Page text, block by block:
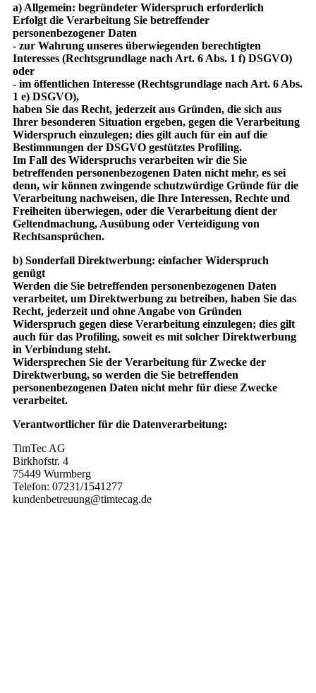
a) Allgemein: begründeter Widerspruch erforderlich
Erfolgt die Verarbeitung Sie betreffender
personenbezogener Daten
- zur Wahrung unseres überwiegenden berechtigten
Interesses (Rechtsgrundlage nach Art. 6 Abs. 1 f) DSGVO)
oder
- im öffentlichen Interesse (Rechtsgrundlage nach Art. 6 Abs.
1 e) DSGVO),
haben Sie das Recht, jederzeit aus Gründen, die sich aus
Ihrer besonderen Situation ergeben, gegen die Verarbeitung
Widerspruch einzulegen; dies gilt auch für ein auf die
Bestimmungen der DSGVO gestütztes Profiling.
Im Fall des Widerspruchs verarbeiten wir die Sie
betreffenden personenbezogenen Daten nicht mehr, es sei
denn, wir können zwingende schutzwürdige Gründe für die
Verarbeitung nachweisen, die Ihre Interessen, Rechte und
Freiheiten überwiegen, oder die Verarbeitung dient der
Geltendmachung, Ausübung oder Verteidigung von
Rechtsansprüchen.
b) Sonderfall Direktwerbung: einfacher Widerspruch
genügt
Werden die Sie betreffenden personenbezogenen Daten
verarbeitet, um Direktwerbung zu betreiben, haben Sie das
Recht, jederzeit und ohne Angabe von Gründen
Widerspruch gegen diese Verarbeitung einzulegen; dies gilt
auch für das Profiling, soweit es mit solcher Direktwerbung
in Verbindung steht.
Widersprechen Sie der Verarbeitung für Zwecke der
Direktwerbung, so werden die Sie betreffenden
personenbezogenen Daten nicht mehr für diese Zwecke
verarbeitet.
Verantwortlicher für die Datenverarbeitung:
TimTec AG
Birkhofstr. 4
75449 Wurmberg
Telefon: 07231/1541277
kundenbetreuung@timtecag.de